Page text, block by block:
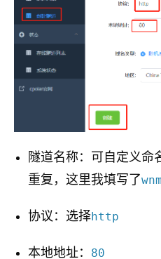
隧道名称：可自定义命
重复，这里我填写了
协议：选择http
本地地址： 80